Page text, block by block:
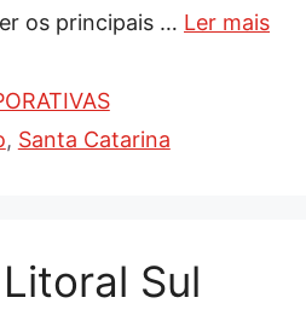
os principais … Ler mais
, Santa Catarina
Sul